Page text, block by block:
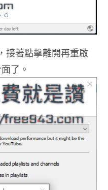
接著點擊離開再重啟
了。